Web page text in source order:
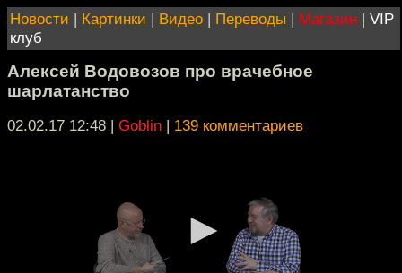
Новости | Картинки | Видео | Переводы | Магазин | VIP
клуб
Алексей Водовозов про врачебное
шарлатанство
02.02.17 12:48 | Goblin | 139 комментариев